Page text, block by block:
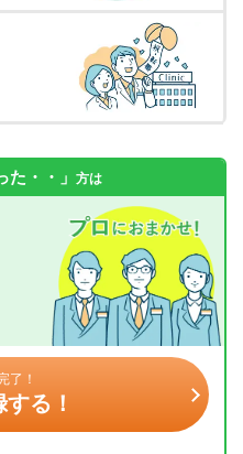
た・・」 方は
了！
る！